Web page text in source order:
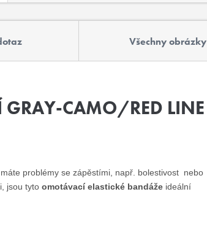
Všechny obrázky
GRAY-CAMO/RED LINE
problémy se zápěstími, např. bolestivost nebo
jsou tyto omotávací elastické bandážeideální